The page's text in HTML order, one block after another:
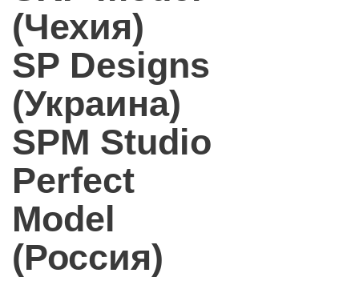
(Чехия)
SP Designs
(Украина)
SPM Studio
Perfect
Model
(Россия)